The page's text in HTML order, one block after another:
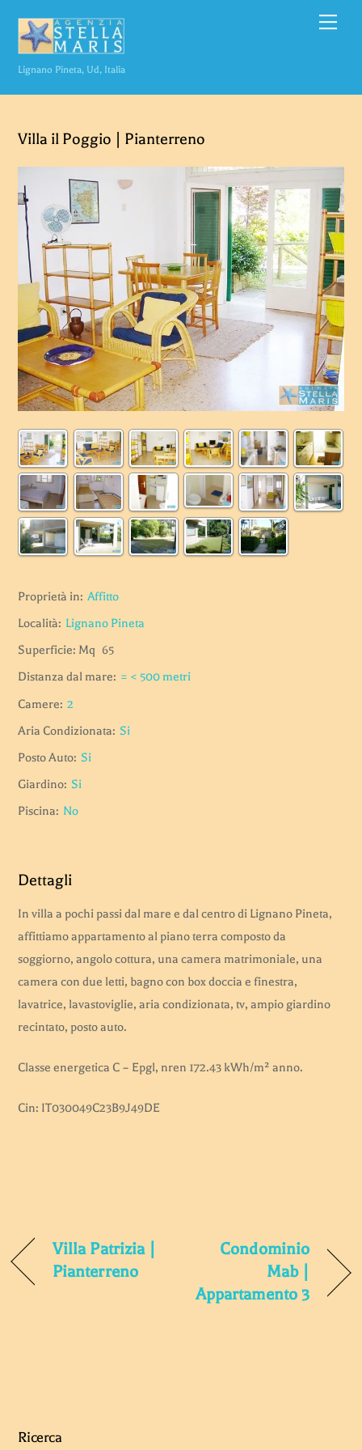
content
Lignano Pineta, Ud, Italia
Villa il Poggio | Pianterreno
Proprietà in: Affitto
Località: Lignano Pineta
Superficie: Mq 65
Distanza dal mare: = < 500 metri
Camere: 2
Aria Condizionata: Si
Posto Auto: Si
Giardino: Si
Piscina: No
Dettagli
In villa a pochi passi dal mare e dal centro di Lignano Pineta,
affittiamo appartamento al piano terra composto da
soggiorno, angolo cottura, una camera matrimoniale, una
camera con due letti, bagno con box doccia e finestra,
lavatrice, lavastoviglie, aria condizionata, tv, ampio giardino
recintato, posto auto.
Classe energetica C – Epgl, nren 172.43 kWh/m² anno.
Cin: IT030049C23B9J49DE
Villa Patrizia |
Pianterreno
Condominio
Mab |
Appartamento 3
Ricerca